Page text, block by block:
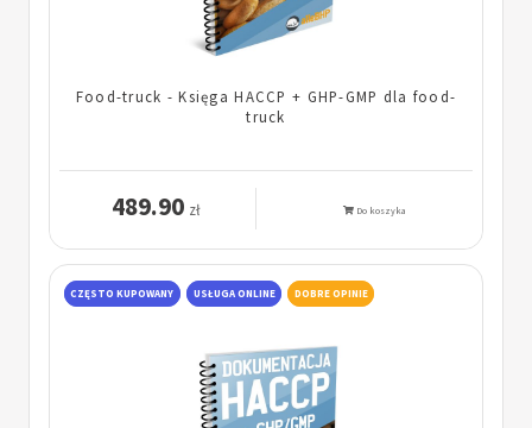
Food-truck - Księga HACCP + GHP-GMP dla food-
truck
489.90 zł Do koszyka
CZĘSTO KUPOWANY USŁUGA ONLINE DOBRE OPINIE